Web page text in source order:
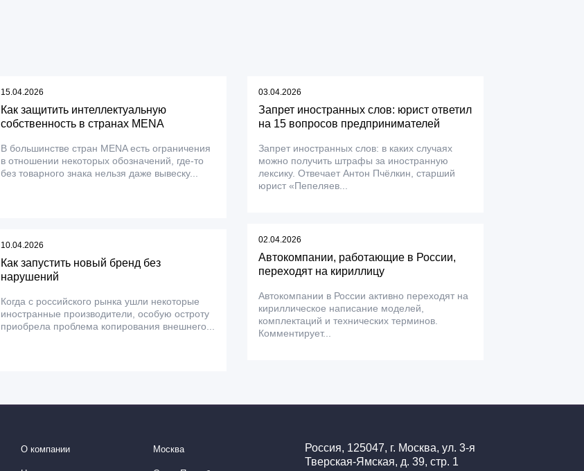
15.04.2026
Как защитить интеллектуальную
собственность в странах MENA
В большинстве стран MENA есть ограничения
в отношении некоторых обозначений, где-то
без товарного знака нельзя даже вывеску...
10.04.2026
Как запустить новый бренд без
нарушений
Когда с российского рынка ушли некоторые
иностранные производители, особую остроту
приобрела проблема копирования внешнего...
03.04.2026
Запрет иностранных слов: юрист ответил
на 15 вопросов предпринимателей
Запрет иностранных слов: в каких случаях
можно получить штрафы за иностранную
лексику. Отвечает Антон Пчёлкин, старший
юрист «Пепеляев...
02.04.2026
Автокомпании, работающие в России,
переходят на кириллицу
Автокомпании в России активно переходят на
кириллическое написание моделей,
комплектаций и технических терминов.
Комментирует...
О компании Москва
Россия, 125047, г. Москва, ул. 3-я
Тверская-Ямская, д. 39, стр. 1